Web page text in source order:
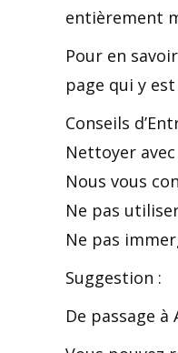
entièrement
Pour en
page qui y
Conseils
Nettoyer
Nous vous
Ne pas
Ne pas
Suggestion :
De passage à